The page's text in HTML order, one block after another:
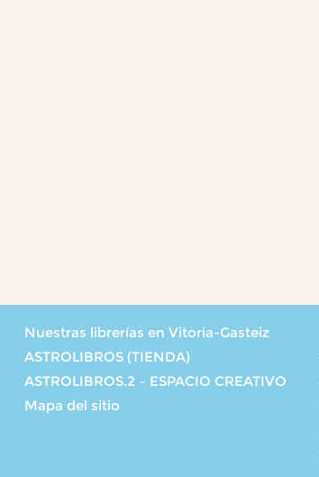
Nuestras librerías en Vitoria-Gasteiz
ASTROLIBROS (TIENDA)
ASTROLIBROS.2 – ESPACIO CREATIVO
Mapa del sitio